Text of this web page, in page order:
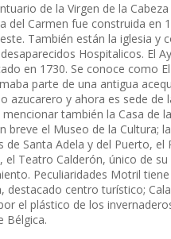
de la Virgen de la
del Carmen fue construida
También están la iglesia y
Hospitalicos. El
en 1730. Se conoce como
parte de una antigua
azucarero y ahora es sede
también la Casa de
breve el Museo de la Cultura;
de Santa Adela y del Puerto,
Teatro Calderón, único de
Peculiaridades Motril
destacado centro turístico;
el plástico de los
Bélgica.